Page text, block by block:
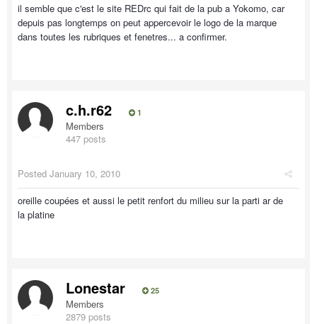
il semble que c'est le site REDrc qui fait de la pub a Yokomo, car
depuis pas longtemps on peut appercevoir le logo de la marque
dans toutes les rubriques et fenetres... a confirmer.
c.h.r62 1
Members
447 posts
Posted January 10, 2010
oreille coupées et aussi le petit renfort du milieu sur la parti ar de
la platine
Lonestar 25
Members
2879 posts